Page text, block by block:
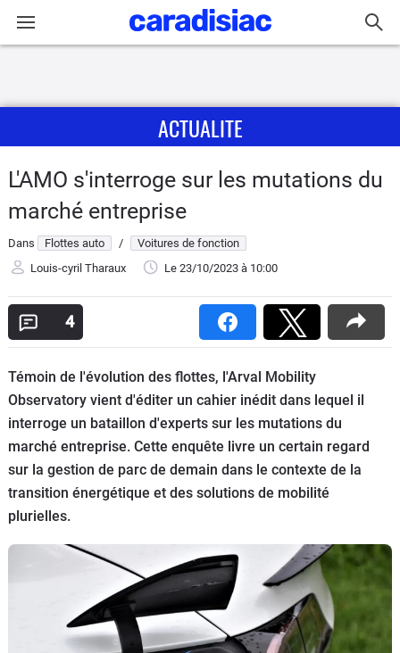
Actu
Essais
Guide
Electriques
Utilitaires
Flottes
Auto
Services
Marques
ACTUALITE
L'AMO s'interroge sur les mutations du
marché entreprise
Dans Flottes auto /
Voitures de fonction
Louis-cyril Tharaux
Le 23/10/2023 à 10:00
4
Témoin de l'évolution des flottes, l'Arval Mobility
Observatory vient d'éditer un cahier inédit dans lequel il
interroge un bataillon d'experts sur les mutations du
marché entreprise. Cette enquête livre un certain regard
sur la gestion de parc de demain dans le contexte de la
transition énergétique et des solutions de mobilité
plurielles.